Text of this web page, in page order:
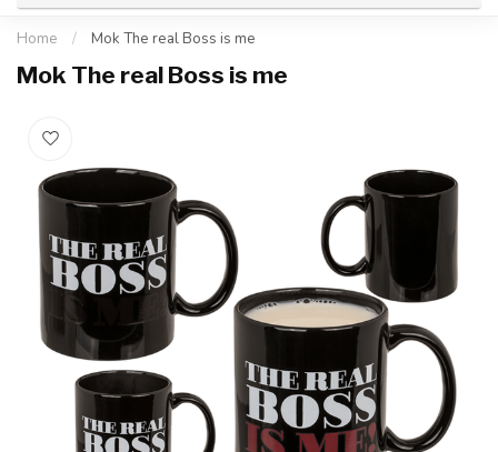
Home / Mok The real Boss is me
Mok The real Boss is me